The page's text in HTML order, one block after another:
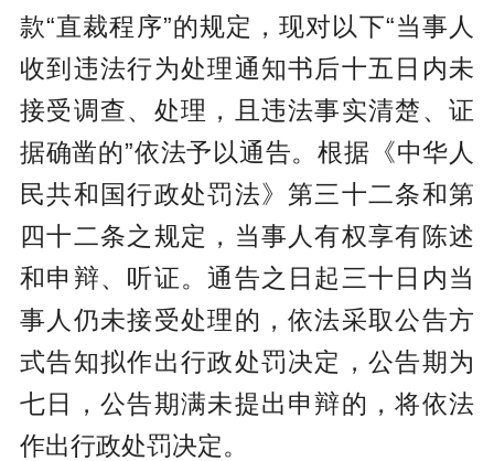
款“直裁程序”的规定，现对以下“当事人
收到违法行为处理通知书后十五日内未
接受调查、处理，且违法事实清楚、证
据确凿的”依法予以通告。根据《中华人
民共和国行政处罚法》第三十二条和第
四十二条之规定，当事人有权享有陈述
和申辩、听证。通告之日起三十日内当
事人仍未接受处理的，依法采取公告方
式告知拟作出行政处罚决定，公告期为
七日，公告期满未提出申辩的，将依法
作出行政处罚决定。